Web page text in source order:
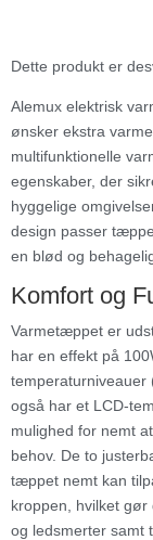
Dette produkt er
Alemux elektrisk
ønsker ekstra
multifunktionelle
egenskaber, der
hyggelige
design passer
en blød og
Komfort og
Varmetæppet er
har en effekt på
temperaturniveauer
også har et LCD-
mulighed for nemt
behov. De to
tæppet nemt kan
kroppen, hvilket gør
og ledsmerter samt